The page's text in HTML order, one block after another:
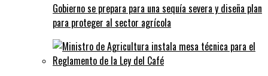
Gobierno se prepara para una sequía severa y diseña plan
para proteger al sector agrícola